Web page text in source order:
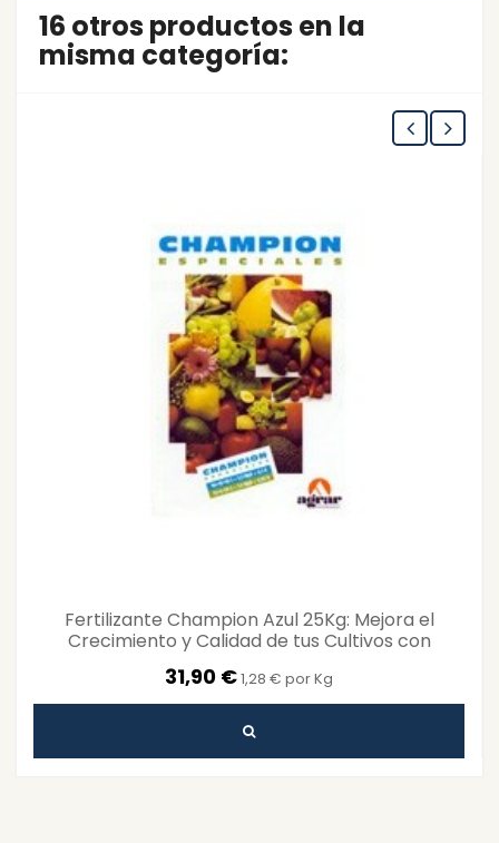
16 otros productos en la
misma categoría:
Fertilizante Champion Azul 25Kg: Mejora el
Crecimiento y Calidad de tus Cultivos con
31,90 €1,28 € por Kg